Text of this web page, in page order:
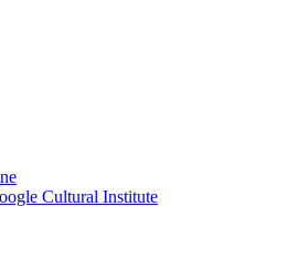
Cultural Institute